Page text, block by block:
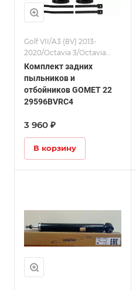
Golf VII/A3 (8V) 2013-
2020/Octavia 3/Octavia
4/Leon (5F)/Комплекты
Комплект задних
пыльников и
отбойников GOMET 22
29596BVRC4
3 960 ₽
В корзину